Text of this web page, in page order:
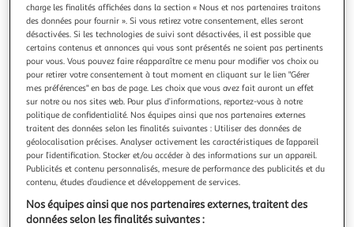
LONER LIFE IN ANOTHER WORLD TOME 14 , Goji
Shoji
Afin de protéger le royaume. Haruka affronte Wismreg
Zero, un ennemi surpuissant. 1l est le bras droit de la
nation marchande, l'allié de l'ombre du prince cadet. J'AI
ENFIN REUSSI. TU NE M' ECHAPPERAS PLUS !! Haruka
réussira-t-il à maîtriser sa canne d'Yggdrasil durant son
duel à mort ? Voici l
En savoir +
Vous voulez connaître le prix de ce produit ?
Afficher le prix
charge les finalités affichées dans la section « Nous et nos partenaires traitons
des données pour fournir ». Si vous retirez votre consentement, elles seront
désactivées. Si les technologies de suivi sont désactivées, il est possible que
certains contenus et annonces qui vous sont présentés ne soient pas pertinents
pour vous. Vous pouvez faire réapparaître ce menu pour modifier vos choix ou
pour retirer votre consentement à tout moment en cliquant sur le lien "Gérer
mes préférences" en bas de page. Les choix que vous avez fait auront un effet
sur notre ou nos sites web. Pour plus d’informations, reportez-vous à notre
politique de confidentialité. Nos équipes ainsi que nos partenaires externes
traitent des données selon les finalités suivantes : Utiliser des données de
géolocalisation précises. Analyser activement les caractéristiques de l’appareil
pour l’identification. Stocker et/ou accéder à des informations sur un appareil.
Publicités et contenu personnalisés, mesure de performance des publicités et du
contenu, études d’audience et développement de services.
Nos équipes ainsi que nos partenaires externes, traitent des
données selon les finalités suivantes :